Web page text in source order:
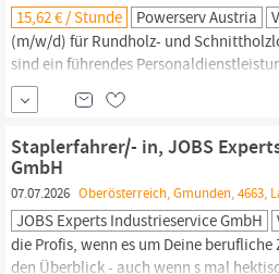
15,62 € / Stunde Powerserv Austria
(m/w/d) für Rundholz- und
sind ein führendes
individualisierte Personal- und
Bist du bereit für eine neue berufliche
deine Fähigkeiten zeigen willst und Teil
werden willst,...
Staplerfahrer/- in, JOBS
GmbH
07.07.2026 Oberösterreich, Gmunden, 4663,
JOBS Experts Industrieservice GmbH
die Profis, wenn es um Deine
den Überblick - auch wenn s mal